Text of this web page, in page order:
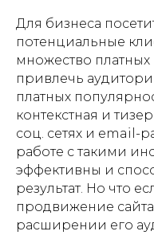
Для бизнеса
потенциальные
множество
привлечь
платных
контекстная и
соц. сетях и email-
работе с такими
эффективны и
результат. Но что
продвижение
расширении его